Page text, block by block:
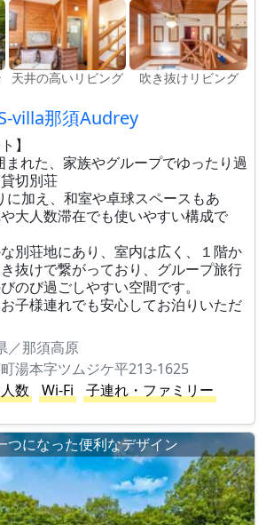
天井の高いリビング 吹き抜けリビング
villa那須Audrey
】
れた、家族やグループでゆったり過
切別荘
に加え、和室や卓球スペースもあ
大人数滞在でも使いやすい構成で
別荘地にあり、室内は広く、１階か
抜けで繋がっており、グループ旅行
のび過ごしやすい空間です。
子様連れでも安心してお泊りいただ
／那須高原
湯本字ツムジケ平213-1625
数 Wi-Fi
子連れ・ファミリー
つになった便利なデザイン